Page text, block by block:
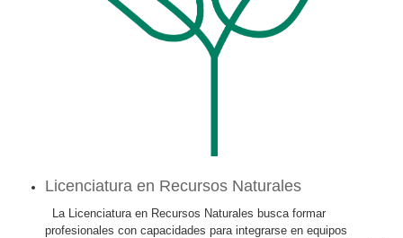
Licenciatura en Recursos Naturales
La Licenciatura en Recursos Naturales busca formar
profesionales con capacidades para integrarse en equipos